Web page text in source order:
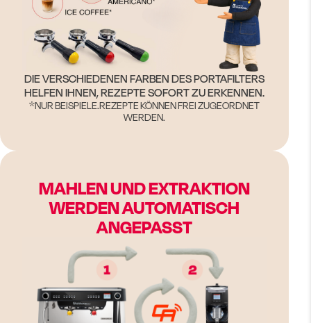
DIE VERSCHIEDENEN FARBEN DES PORTAFILTERS
HELFEN IHNEN, REZEPTE SOFORT ZU ERKENNEN.
*NUR BEISPIELE.REZEPTE KÖNNEN FREI ZUGEORDNET
WERDEN.
MAHLEN UND EXTRAKTION
WERDEN AUTOMATISCH
ANGEPASST